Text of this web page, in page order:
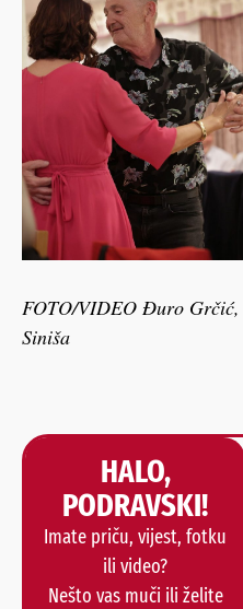
FOTO/VIDEO Đuro
Siniša
HALO,
PODRAVSKI!
Imate priču, vijest, fotku
ili video?
Nešto vas muči ili želite